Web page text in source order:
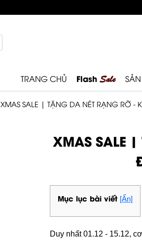
TRANG CHỦ Flash Sale
XMAS SALE | TẶNG DA NÉT RẠNG RỠ -
XMAS SALE
Mục lục bài viết [Ẩn]
Duy nhất 01.12 - 15.12,